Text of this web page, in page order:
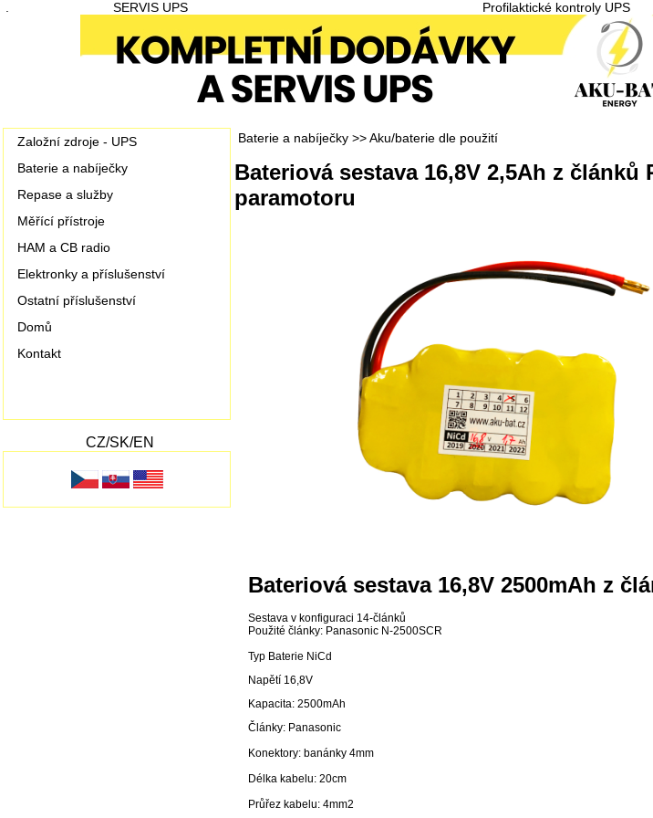
SERVIS UPS Profilaktické kontroly UPS
Založní zdroje - UPS
Baterie a nabíječky
Repase a služby
Měřící přístroje
HAM a CB radio
Elektronky a příslušenství
Ostatní příslušenství
Domů
Kontakt
CZ/SK/EN
Baterie a nabíječky>>Aku/baterie dle použití
Bateriová sestava 16,8V 2,5Ah z
paramotoru
Bateriová sestava 16,8V 2500mAh z
Sestava v konfiguraci 14-článků
Použité články: Panasonic N-2500SCR
Typ Baterie NiCd
Napětí 16,8V
Kapacita: 2500mAh
Články: Panasonic
Konektory: banánky 4mm
Délka kabelu: 20cm
Průřez kabelu: 4mm2